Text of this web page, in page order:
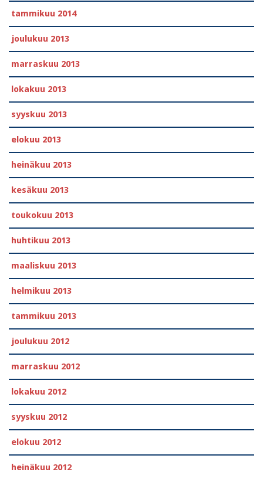
tammikuu 2014
joulukuu 2013
marraskuu 2013
lokakuu 2013
syyskuu 2013
elokuu 2013
heinäkuu 2013
kesäkuu 2013
toukokuu 2013
huhtikuu 2013
maaliskuu 2013
helmikuu 2013
tammikuu 2013
joulukuu 2012
marraskuu 2012
lokakuu 2012
syyskuu 2012
elokuu 2012
heinäkuu 2012